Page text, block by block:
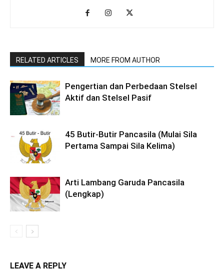
RELATED ARTICLES MORE FROM AUTHOR
Pengertian dan Perbedaan Stelsel
Aktif dan Stelsel Pasif
45 Butir-Butir Pancasila (Mulai Sila
Pertama Sampai Sila Kelima)
Arti Lambang Garuda Pancasila
(Lengkap)
LEAVE A REPLY